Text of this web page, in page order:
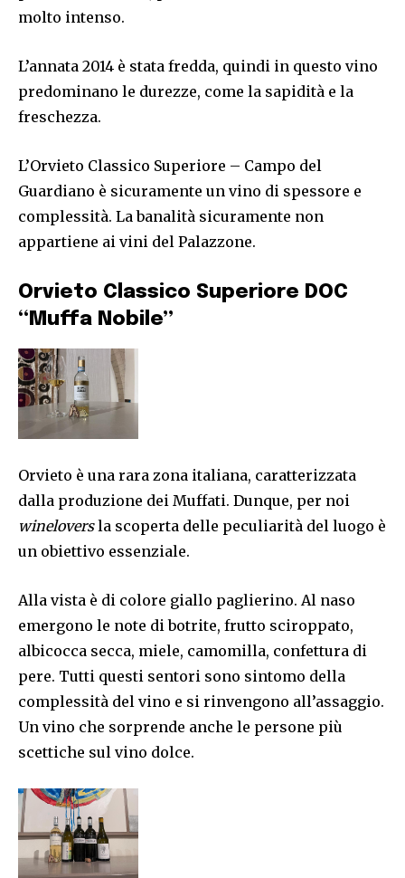
molto intenso.
L’annata 2014 è stata fredda, quindi in questo vino
predominano le durezze, come la sapidità e la
freschezza.
L’Orvieto Classico Superiore – Campo del
Guardiano è sicuramente un vino di spessore e
complessità. La banalità sicuramente non
appartiene ai vini del Palazzone.
Orvieto Classico Superiore DOC
“Muffa Nobile”
Orvieto è una rara zona italiana, caratterizzata
dalla produzione dei Muffati. Dunque, per noi
wineloversla scoperta delle peculiarità del luogo è
un obiettivo essenziale.
Alla vista è di colore giallo paglierino. Al naso
emergono le note di botrite, frutto sciroppato,
albicocca secca, miele, camomilla, confettura di
pere. Tutti questi sentori sono sintomo della
complessità del vino e si rinvengono all’assaggio.
Un vino che sorprende anche le persone più
scettiche sul vino dolce.